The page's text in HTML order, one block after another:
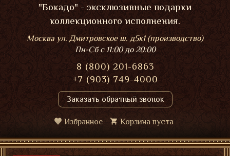
"Бокадо" - эксклюзивные подарки
коллекционного исполнения.
Москва ул. Дмитровское ш. д5к1 (производство)
Пн-Сбс 11:00 до 20:00
8 (800) 201-6863
+7 (903) 749-4000
Заказать обратный звонок
Избранное Корзина пуста